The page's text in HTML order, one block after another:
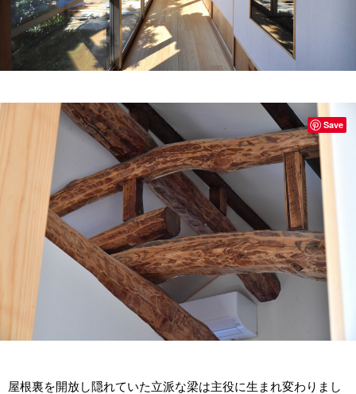
屋根裏を開放し隠れていた立派な梁は主役に生まれ変わりまし
Save